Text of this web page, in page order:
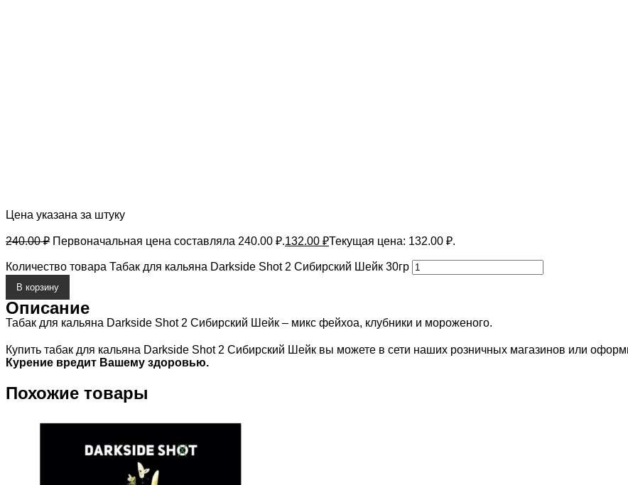
Цена указана за штуку
240.00₽ Первоначальная цена составляла 240.00 ₽.132.00 ₽Текущая цена: 132.00 ₽.
Количество товара Табак для кальяна Darkside Shot 2 Сибирский Шейк 30гр
В корзину
Описание
Табак для кальяна Darkside Shot 2 Сибирский Шейк – микс фейхоа, клубники и мороженого.
Купить табак для кальяна Darkside Shot 2 Сибирский Шейк вы можете в сети наших розничных магазинов или
Курение вредит Вашему здоровью.
Похожие товары